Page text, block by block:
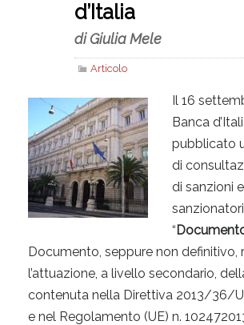
d’Italia
di Giulia Mele
Articolo
Il 16
Banca
pubblicato
di
di sanzioni
“
Documento, seppure non definitivo,
l’attuazione, a livello secondario,
contenuta nella Direttiva 2013/36/
e nel Regolamento (UE) n.